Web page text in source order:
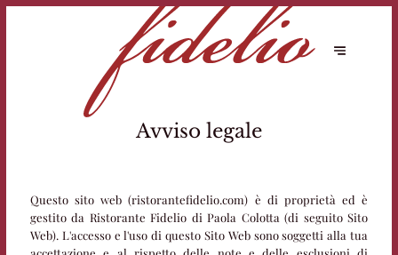
Avviso legale
Questo sito web (ristorantefidelio.com) è di proprietà ed è
gestito da Ristorante Fidelio di Paola Colotta (di seguito Sito
Web). L'accesso e l'uso di questo Sito Web sono soggetti alla tua